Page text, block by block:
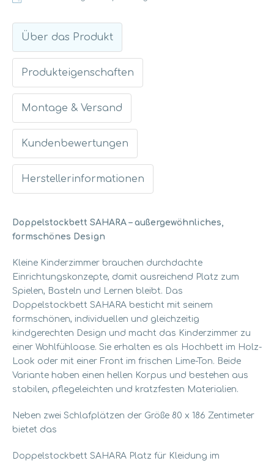
Über das Produkt
Doppelstockbett SAHARA – außergewöhnliches,
formschönes Design
Kleine Kinderzimmer brauchen durchdachte
Einrichtungskonzepte, damit ausreichend Platz zum
Spielen, Basteln und Lernen bleibt. Das
Doppelstockbett SAHARA besticht mit seinem
formschönen, individuellen und gleichzeitig
kindgerechten Design und macht das Kinderzimmer zu
einer Wohlfühloase. Sie erhalten es als Hochbett im Holz-
Look oder mit einer Front im frischen Lime-Ton. Beide
Variante haben einen hellen Korpus und bestehen aus
stabilen, pflegeleichten und kratzfesten Materialien.
Neben zwei Schlafplätzen der Größe 80 x 186 Zentimeter
bietet das
Doppelstockbett SAHARA Platz für Kleidung im
Produkteigenschaften
Montage & Versand
Kundenbewertungen
Herstellerinformationen